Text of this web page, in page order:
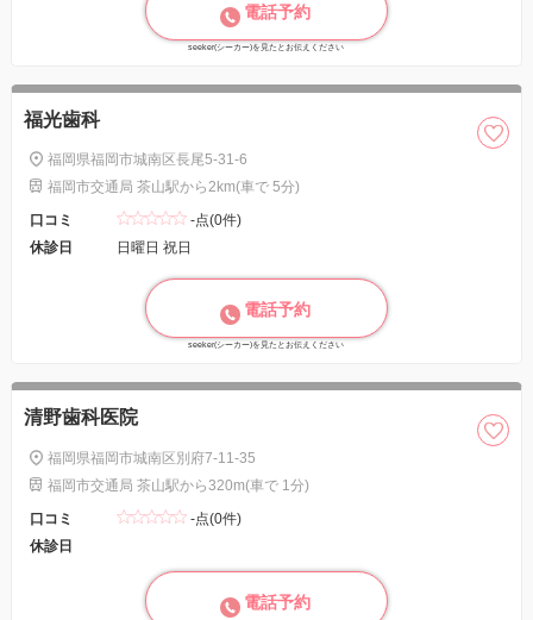
電話予約
seeker(シーカー)を見たとお伝えください
福光歯科
福岡県福岡市城南区長尾5-31-6
福岡市交通局 茶山駅から2km(車で 5分)
口コミ
-点(0件)
休診日
日曜日 祝日
電話予約
seeker(シーカー)を見たとお伝えください
清野歯科医院
福岡県福岡市城南区別府7-11-35
福岡市交通局 茶山駅から320m(車で 1分)
口コミ
-点(0件)
休診日
電話予約